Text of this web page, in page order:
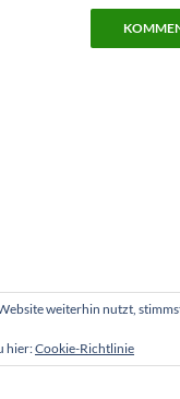
weiterhin nutzt,
hier:Cookie-Richtlinie